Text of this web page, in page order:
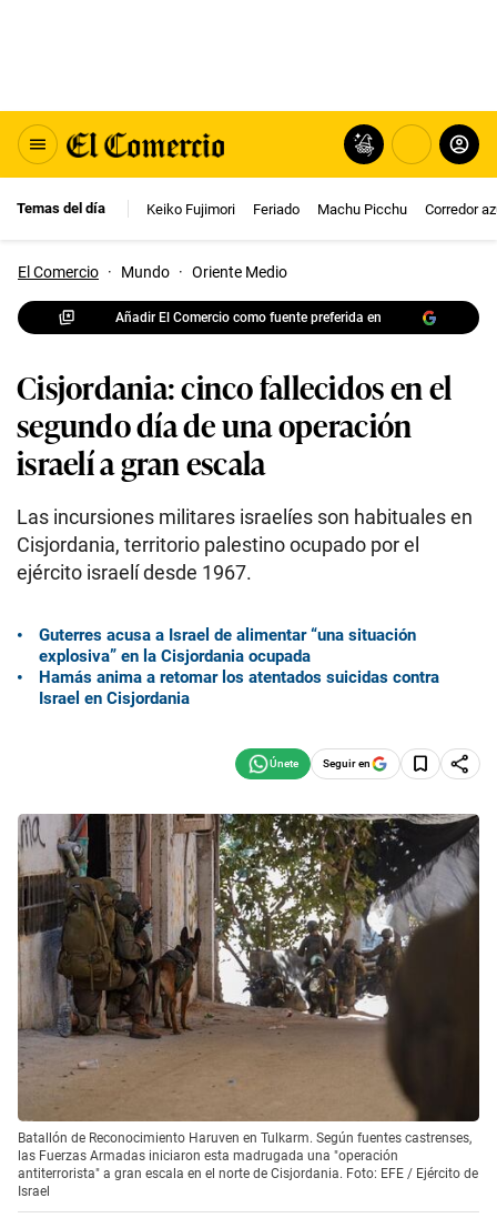
Temas del día Keiko Fujimori Feriado Machu Picchu Corredor
El Comercio · Mundo · Oriente Medio
Añadir El Comercio como fuente preferida en
Cisjordania: cinco fallecidos en el
segundo día de una operación
israelí a gran escala
Las incursiones militares israelíes son habituales en
Cisjordania, territorio palestino ocupado por el
ejército israelí desde 1967.
Guterres acusa a Israel de alimentar “una situación
explosiva” en la Cisjordania ocupada
Hamás anima a retomar los atentados suicidas contra
Israel en Cisjordania
Seguir en
Batallón de Reconocimiento Haruven en Tulkarm. Según fuentes castrenses,
las Fuerzas Armadas iniciaron esta madrugada una "operación
antiterrorista" a gran escala en el norte de Cisjordania. Foto: EFE / Ejército de
Israel